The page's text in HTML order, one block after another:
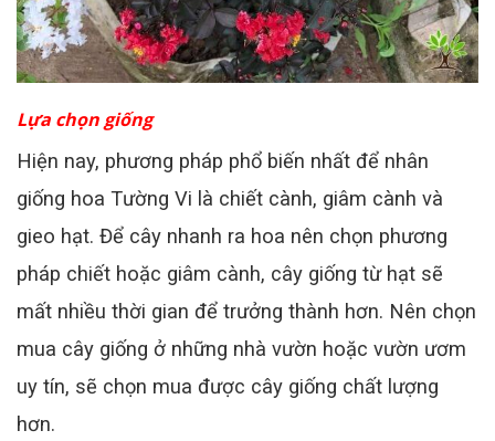
Lựa chọn giống
Hiện nay, phương pháp phổ biến nhất để nhân
giống hoa Tường Vi là chiết cành, giâm cành và
gieo hạt. Để cây nhanh ra hoa nên chọn phương
pháp chiết hoặc giâm cành, cây giống từ hạt sẽ
mất nhiều thời gian để trưởng thành hơn. Nên chọn
mua cây giống ở những nhà vườn hoặc vườn ươm
uy tín, sẽ chọn mua được cây giống chất lượng
hơn.